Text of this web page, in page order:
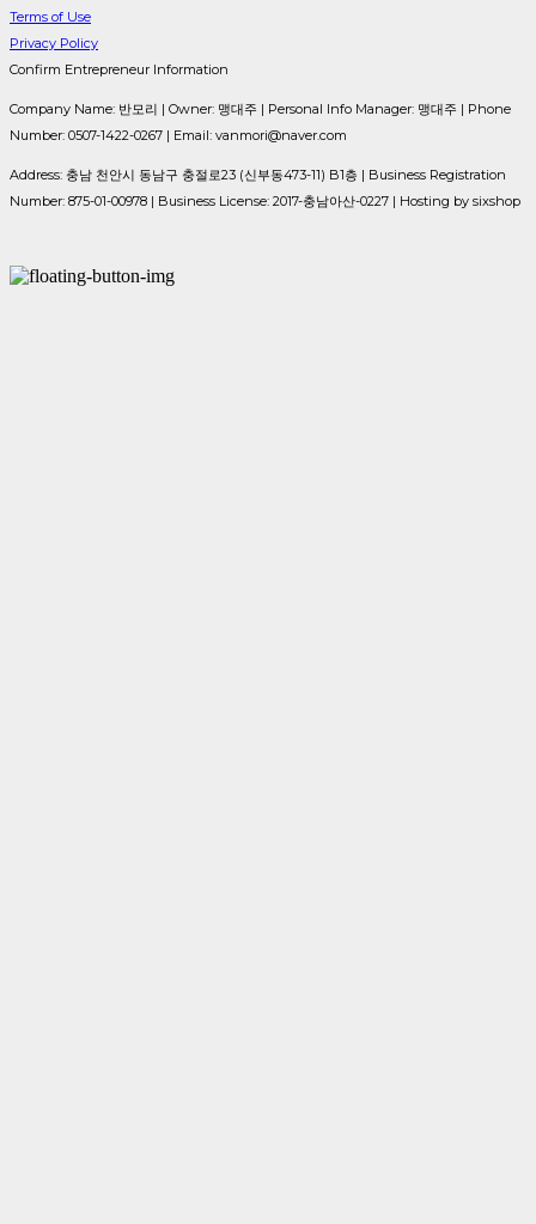
Terms of Use
Privacy Policy
Confirm Entrepreneur Information
Company Name: 반모리 | Owner: 맹대주 | Personal Info Manager: 맹대주 | Phone
Number: 0507-1422-0267 | Email: vanmori@naver.com
Address: 충남 천안시 동남구 충절로23 (신부동473-11) B1층 | Business Registration
Number: 875-01-00978 | Business License: 2017-충남아산-0227 | Hosting by sixshop